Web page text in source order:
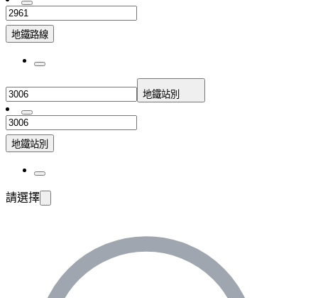
地鐵路線
地鐵站別
地鐵站別
請選擇